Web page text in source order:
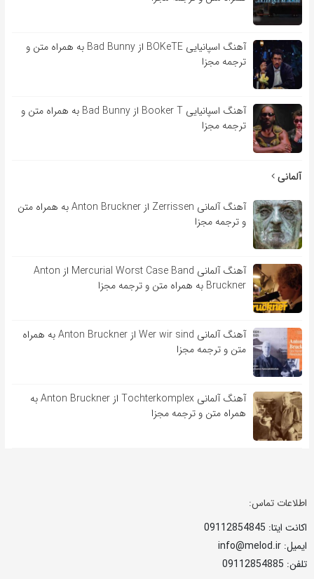
آهنگ اسپانیایی BOKeTE از Bad Bunny به همراه متن و
ترجمه مجزا
آهنگ اسپانیایی Booker T از Bad Bunny به همراه متن و
ترجمه مجزا
آلمانی
آهنگ آلمانی Zerrissen از Anton Bruckner به همراه متن
و ترجمه مجزا
آهنگ آلمانی Mercurial Worst Case Band از Anton
Bruckner به همراه متن و ترجمه مجزا
آهنگ آلمانی Wer wir sind از Anton Bruckner به همراه
متن و ترجمه مجزا
آهنگ آلمانی Tochterkomplex از Anton Bruckner به
همراه متن و ترجمه مجزا
اطلاعات تماس:
اکانت ایتا: 09112854845
ایمیل: info@melod.ir
تلفن: 09112854885